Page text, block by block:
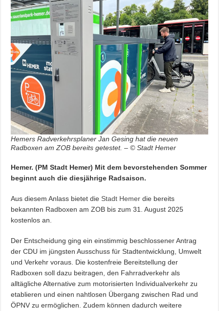
Hemers Radverkehrsplaner Jan Gesing hat die neuen
Radboxen am ZOB bereits getestet. – © Stadt Hemer
Hemer. (PM Stadt Hemer) Mit dem bevorstehenden Sommer
beginnt auch die diesjährige Radsaison.
Aus diesem Anlass bietet die Stadt Hemer die bereits
bekannten Radboxen am ZOB bis zum 31. August 2025
kostenlos an.
Der Entscheidung ging ein einstimmig beschlossener Antrag
der CDU im jüngsten Ausschuss für Stadtentwicklung, Umwelt
und Verkehr voraus. Die kostenfreie Bereitstellung der
Radboxen soll dazu beitragen, den Fahrradverkehr als
alltägliche Alternative zum motorisierten Individualverkehr zu
etablieren und einen nahtlosen Übergang zwischen Rad und
ÖPNV zu ermöglichen. Zudem können dadurch weitere